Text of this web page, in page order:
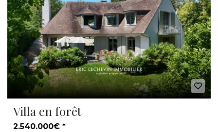
Villa en forêt
2.540.000€ *